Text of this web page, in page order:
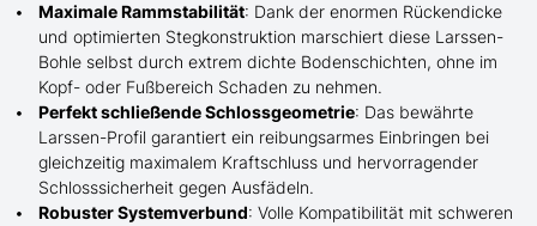
Maximale Rammstabilität: Dank der enormen Rückendicke
und optimierten Stegkonstruktion marschiert diese Larssen-
Bohle selbst durch extrem dichte Bodenschichten, ohne im
Kopf- oder Fußbereich Schaden zu nehmen.
Perfekt schließende Schlossgeometrie: Das bewährte
Larssen-Profil garantiert ein reibungsarmes Einbringen bei
gleichzeitig maximalem Kraftschluss und hervorragender
Schlosssicherheit gegen Ausfädeln.
Robuster Systemverbund: Volle Kompatibilität mit schweren